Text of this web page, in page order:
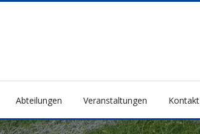
Abteilungen Veranstaltungen Kontakt